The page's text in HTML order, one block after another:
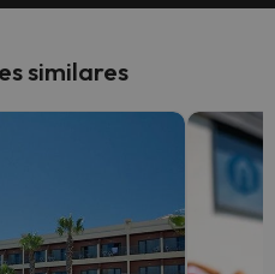
similares